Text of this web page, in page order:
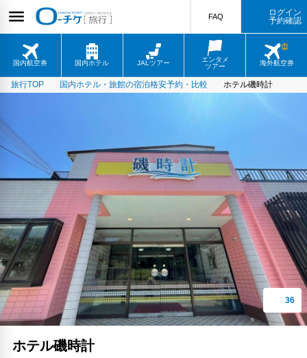
国内航空券 国内ホテル JALツアー
エンタメ
ツアー
海外航空券
FAQ
ログイン
予約確認
旅行TOP 国内ホテル・旅館の宿泊格安予約・比較 ホテル磯時計
ホテル磯時計